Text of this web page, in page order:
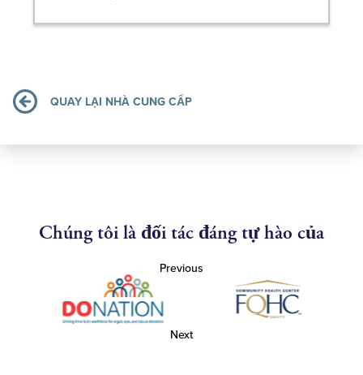
QUAY LẠI NHÀ CUNG CẤP
Chúng tôi là đối tác đáng tự hào của
Previous
Next